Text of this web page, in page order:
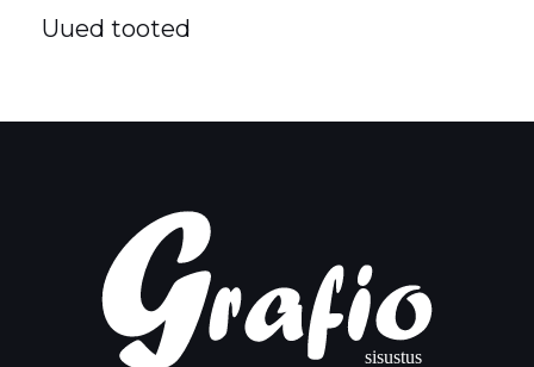
Uued tooted